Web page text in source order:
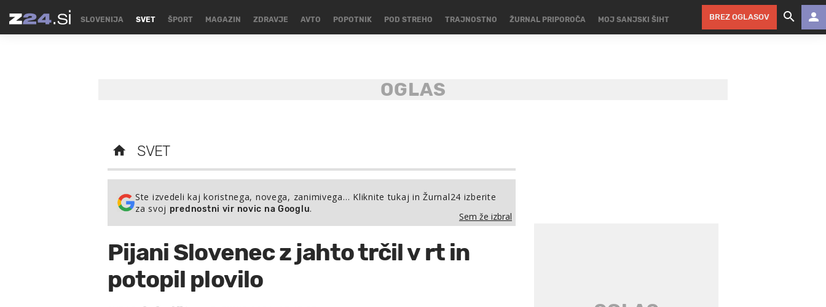
SLOVENIJA SVET ŠPORT MAGAZIN ZDRAVJE AVTO POPOTNIK POD STREHO TRAJNOSTNO ŽURNAL PRIPOROČA MOJ SANJSKI ŠIHT BREZ OGLASOV
SVET
Ste izvedeli kaj koristnega, novega, zanimivega… Kliknite tukaj in Žurnal24 izberite
za svoj prednostni vir novic na Googlu.
Sem že izbral
Pijani Slovenec z jahto trčil v rt in
potopil plovilo